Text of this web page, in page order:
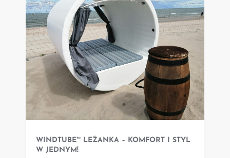
WINDTUBE™ LEŻANKA – KOMFORT I STYL
W JEDNYM!